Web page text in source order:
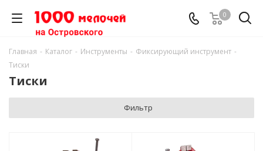
0
Главная - Каталог - Инструменты - Фиксирующий инструмент -
Тиски
Тиски
Фильтр